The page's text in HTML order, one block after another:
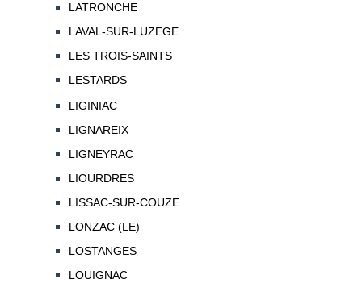
LATRONCHE
LAVAL-SUR-LUZEGE
LES TROIS-SAINTS
LESTARDS
LIGINIAC
LIGNAREIX
LIGNEYRAC
LIOURDRES
LISSAC-SUR-COUZE
LONZAC (LE)
LOSTANGES
LOUIGNAC